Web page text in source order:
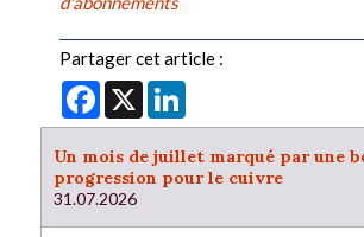
Partager cet article :
Facebook
X
Un mois de juillet marqué par une
progression pour le cuivre
31.07.2026